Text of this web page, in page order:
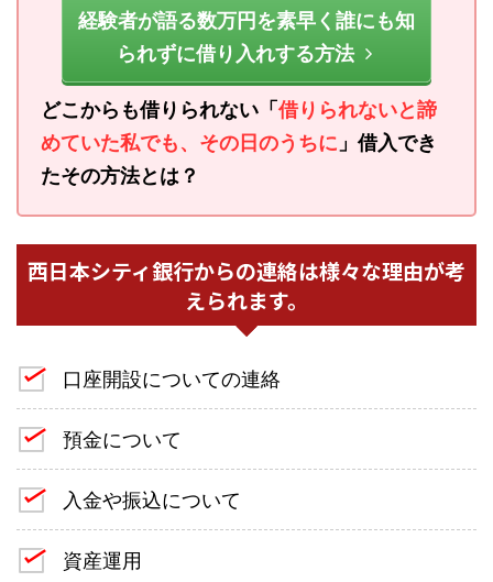
経験者が語る数万円を素早く誰にも知
られずに借り入れする方法
どこからも借りられない「 借りられないと諦
めていた私でも、その日のうちに 」借入でき
たその方法とは？
西日本シティ銀行からの連絡は様々な理由が考
えられます。
口座開設についての連絡
預金について
入金や振込について
資産運用